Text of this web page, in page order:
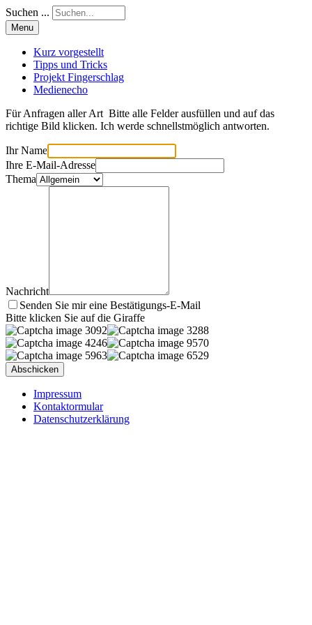
Suchen ...
Menu
Kurz vorgestellt
Tipps und Tricks
Projekt Fingerschlag
Medienecho
Für Anfragen aller Art Bitte alle Felder ausfüllen und auf das
richtige Bild klicken. Ich werde schnellstmöglich antworten.
Ihr Name
Ihre E-Mail-Adresse
Thema
Nachricht
Senden Sie mir eine Bestätigungs-E-Mail
Bitte klicken Sie auf die Giraffe
Impressum
Kontaktormular
Datenschutzerklärung